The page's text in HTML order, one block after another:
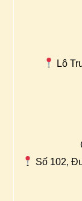
Lô
Số 102,